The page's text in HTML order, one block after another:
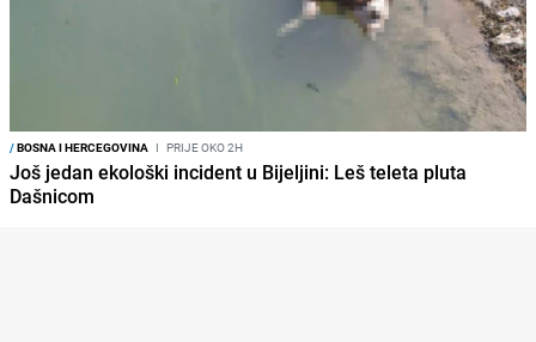
/BOSNA I HERCEGOVINA I PRIJE OKO 2H
Još jedan ekološki incident u Bijeljini: Leš teleta pluta
Dašnicom